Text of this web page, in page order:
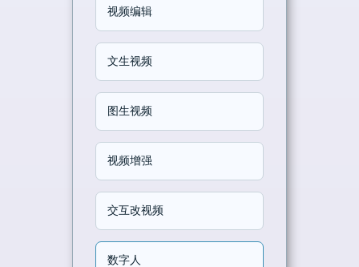
视频编辑
文生视频
图生视频
视频增强
交互改视频
数字人